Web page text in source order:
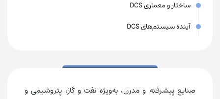
ساختار و معماری DCS
آینده سیستم‌های DCS
صنایع پیشرفته و مدرن، به‌ویژه نفت و گاز، پتروشیمی و